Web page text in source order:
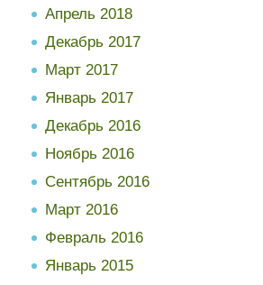
Апрель 2018
Декабрь 2017
Март 2017
Январь 2017
Декабрь 2016
Ноябрь 2016
Сентябрь 2016
Март 2016
Февраль 2016
Январь 2015